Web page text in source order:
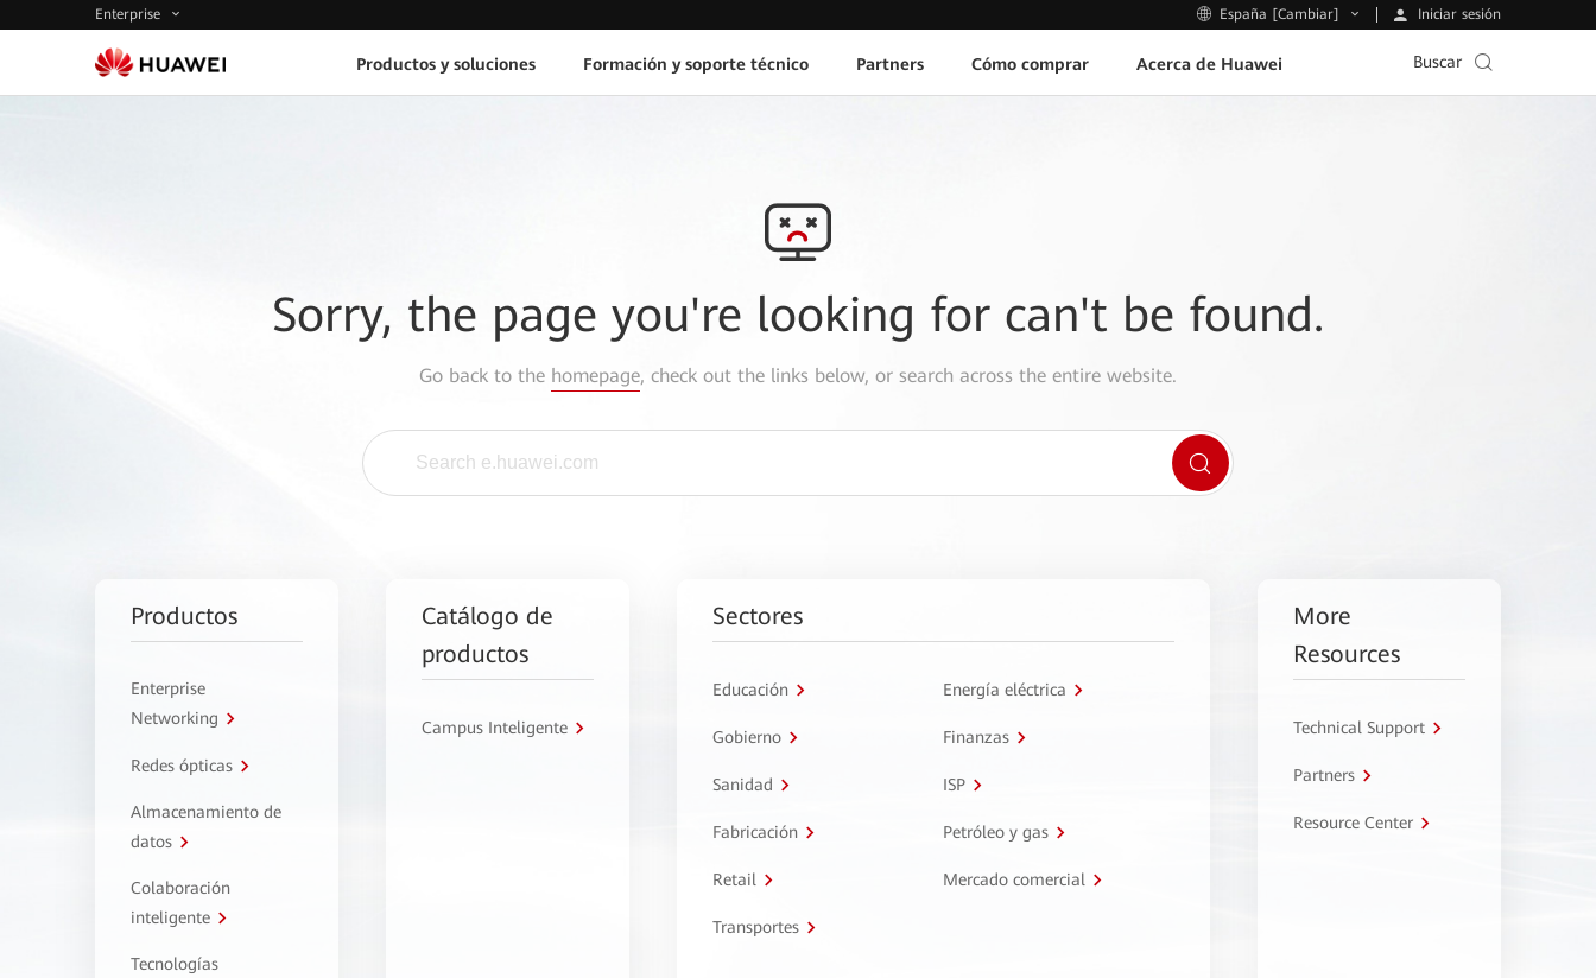
Enterprise España [Cambiar] Iniciar sesión
Productos y soluciones Formación y soporte técnico Partners Cómo comprar Acerca de Huawei Buscar
Sorry, the page you're looking for can't be found.
Go back to the homepage, check out the links below, or search across the entire website.
Productos
Enterprise
Networking
Redes ópticas
Almacenamiento de
datos
Colaboración
inteligente
Tecnologías
Catálogo de
productos
Campus Inteligente
Sectores
Educación Energía eléctrica
Gobierno Finanzas
Sanidad ISP
Fabricación Petróleo y gas
Retail Mercado comercial
Transportes
More
Resources
Technical Support
Partners
Resource Center